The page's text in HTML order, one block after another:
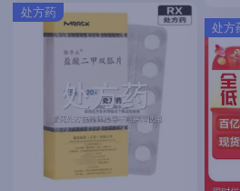
处方药
处方